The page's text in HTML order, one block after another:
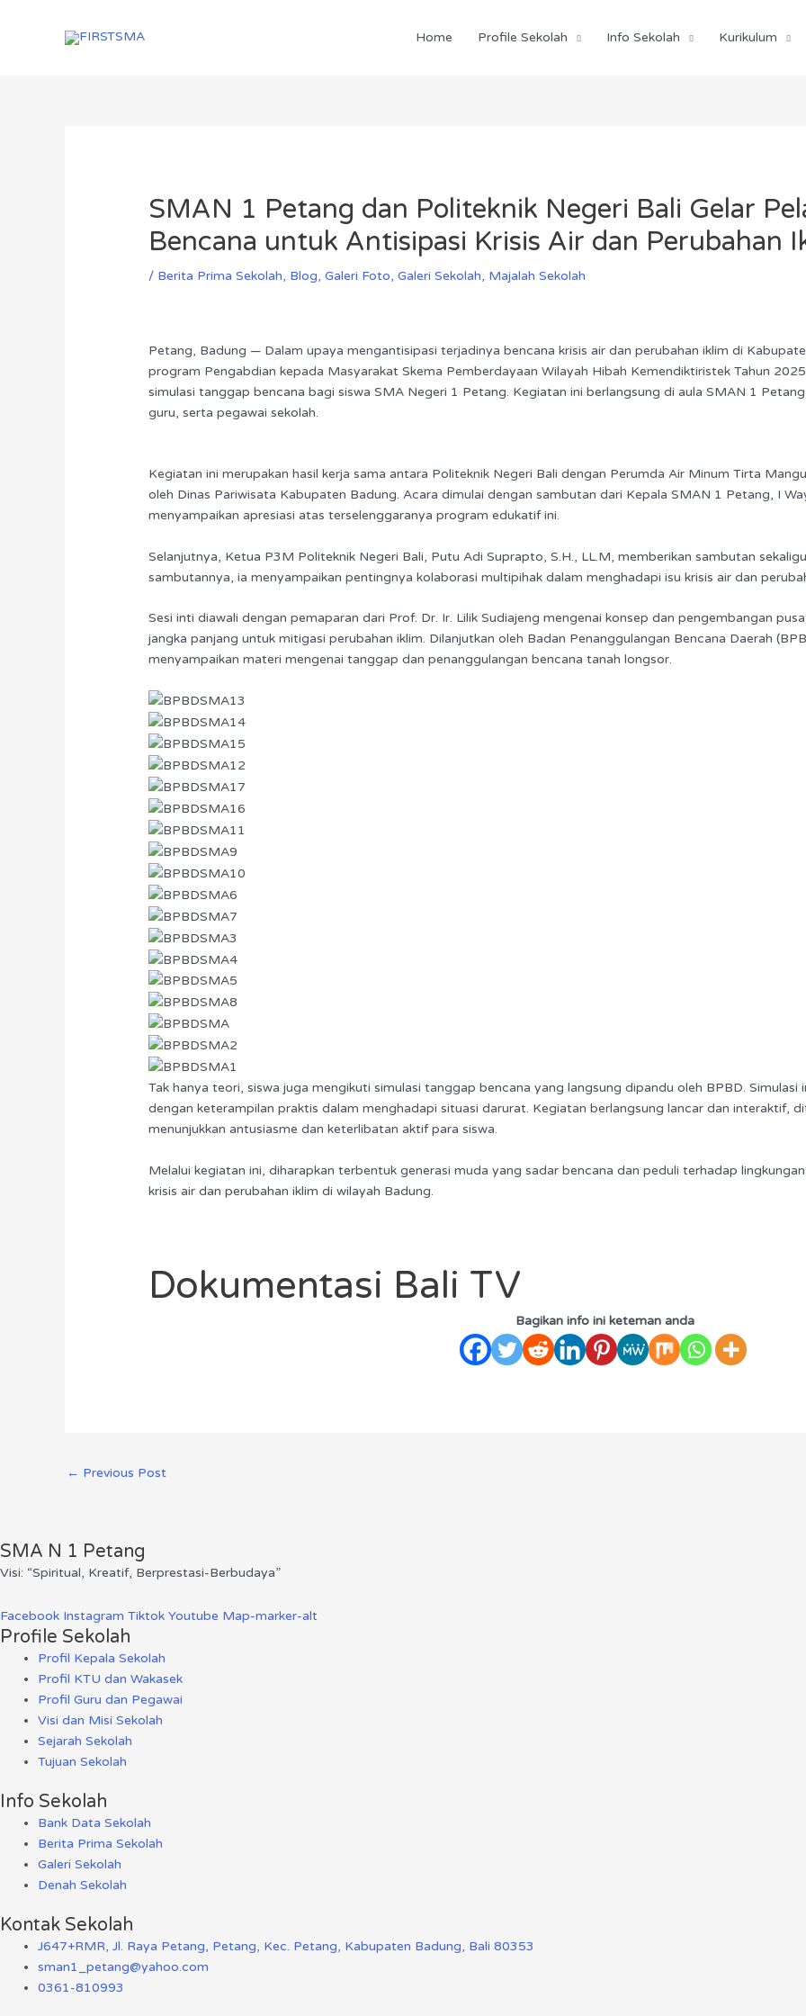
Home Profile Sekolah Info Sekolah Kurikulum
SMAN 1 Petang dan Politeknik Negeri Bali Gelar
Bencana untuk Antisipasi Krisis Air dan Perubahan
/ Berita Prima Sekolah, Blog,Galeri Foto,Galeri Sekolah, Majalah Sekolah
Petang, Badung — Dalam upaya mengantisipasi terjadinya bencana krisis air dan perubahan iklim di
program Pengabdian kepada Masyarakat Skema Pemberdayaan Wilayah Hibah Kemendiktiristek Tahun
simulasi tanggap bencana bagi siswa SMA Negeri 1 Petang. Kegiatan ini berlangsung di aula SMAN 1
guru, serta pegawai sekolah.
Kegiatan ini merupakan hasil kerja sama antara Politeknik Negeri Bali dengan Perumda Air Minum Tirta
oleh Dinas Pariwisata Kabupaten Badung. Acara dimulai dengan sambutan dari Kepala SMAN 1 Petang, I
menyampaikan apresiasi atas terselenggaranya program edukatif ini.
Selanjutnya, Ketua P3M Politeknik Negeri Bali, Putu Adi Suprapto, S.H., LL.M, memberikan sambutan
sambutannya, ia menyampaikan pentingnya kolaborasi multipihak dalam menghadapi isu krisis air dan
Sesi inti diawali dengan pemaparan dari Prof. Dr. Ir. Lilik Sudiajeng mengenai konsep dan pengembangan
jangka panjang untuk mitigasi perubahan iklim. Dilanjutkan oleh Badan Penanggulangan Bencana Daerah
menyampaikan materi mengenai tanggap dan penanggulangan bencana tanah longsor.
Tak hanya teori, siswa juga mengikuti simulasi tanggap bencana yang langsung dipandu oleh BPBD. Simulasi
dengan keterampilan praktis dalam menghadapi situasi darurat. Kegiatan berlangsung lancar dan interaktif,
menunjukkan antusiasme dan keterlibatan aktif para siswa.
Melalui kegiatan ini, diharapkan terbentuk generasi muda yang sadar bencana dan peduli terhadap
krisis air dan perubahan iklim di wilayah Badung.
Dokumentasi Bali TV
Bagikan info ini keteman anda
← Previous Post
SMA N 1 Petang
Visi: “Spiritual, Kreatif, Berprestasi-Berbudaya”
Facebook Instagram Tiktok Youtube Map-marker-alt
Profile Sekolah
Profil Kepala Sekolah
Profil KTU dan Wakasek
Profil Guru dan Pegawai
Visi dan Misi Sekolah
Sejarah Sekolah
Tujuan Sekolah
Info Sekolah
Bank Data Sekolah
Berita Prima Sekolah
Galeri Sekolah
Denah Sekolah
Kontak Sekolah
J647+RMR, Jl. Raya Petang, Petang, Kec. Petang, Kabupaten Badung, Bali 80353
sman1_petang@yahoo.com
0361-810993